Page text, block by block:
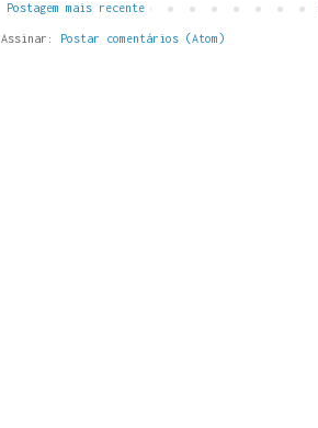
Postagem mais recente
Assinar: Postar comentários (Atom)